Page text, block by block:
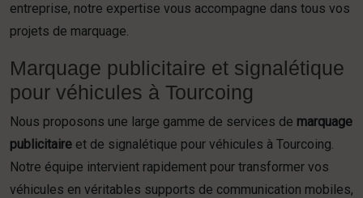
entreprise, notre expertise vous accompagne dans tous vos
projets de marquage.
Marquage publicitaire et signalétique
pour véhicules à Tourcoing
Nous proposons une large gamme de services de marquage
publicitaire et de signalétique pour véhicules à Tourcoing.
Notre équipe intervient rapidement pour transformer vos
véhicules en véritables supports de communication mobiles,